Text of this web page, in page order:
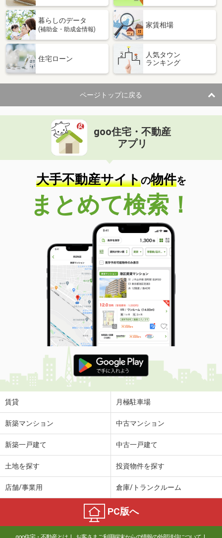
暮らしのデータ
(補助金・助成金情報)
家賃相場
住宅ローン
人気タウン
ランキング
ページトップに戻る
goo住宅・不動産
アプリ
大手不動産サイトの物件を
まとめて検索！
賃貸 月極駐車場
新築マンション 中古マンション
新築一戸建て 中古一戸建て
土地を探す 投資物件を探す
店舗/事業用 倉庫/トランクルーム
PC版へ